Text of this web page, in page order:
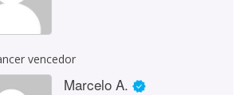
vencedor
Marcelo A.